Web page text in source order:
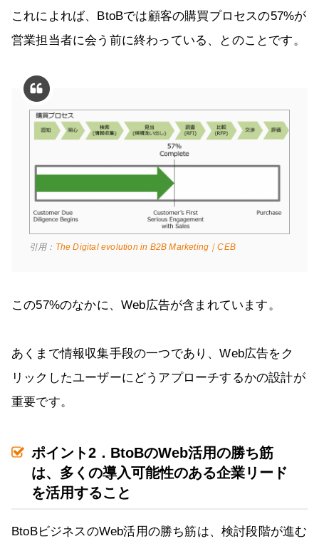
これによれば、BtoBでは顧客の購買プロセスの57%が
営業担当者に会う前に終わっている、とのことです。
引用： The Digital evolution in B2B Marketing｜CEB
この57%のなかに、Web広告が含まれています。
あくまで情報収集手段の一つであり、Web広告をク
リックしたユーザーにどうアプローチするかの設計が
重要です。
ポイント2．BtoBのWeb活用の勝ち筋
は、多くの導入可能性のある企業リード
を活用すること
BtoBビジネスのWeb活用の勝ち筋は、検討段階が進む